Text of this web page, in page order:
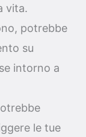
vita.
potrebbe
su
intorno a
le tue